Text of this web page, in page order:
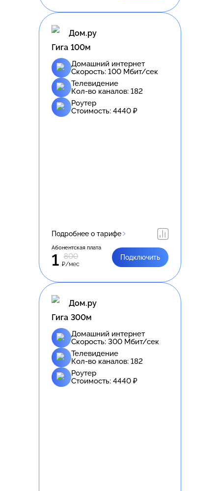
Дом.ру
Гига 100м
Домашний интернет
Скорость: 100 Мбит/сек
Телевидение
Кол-во каналов: 182
Роутер
Стоимость: 4440 ₽
Подробнее о тарифе
Абонентская плата
1 800
₽/мес
Подключить
Дом.ру
Гига 300м
Домашний интернет
Скорость: 300 Мбит/сек
Телевидение
Кол-во каналов: 182
Роутер
Стоимость: 4440 ₽